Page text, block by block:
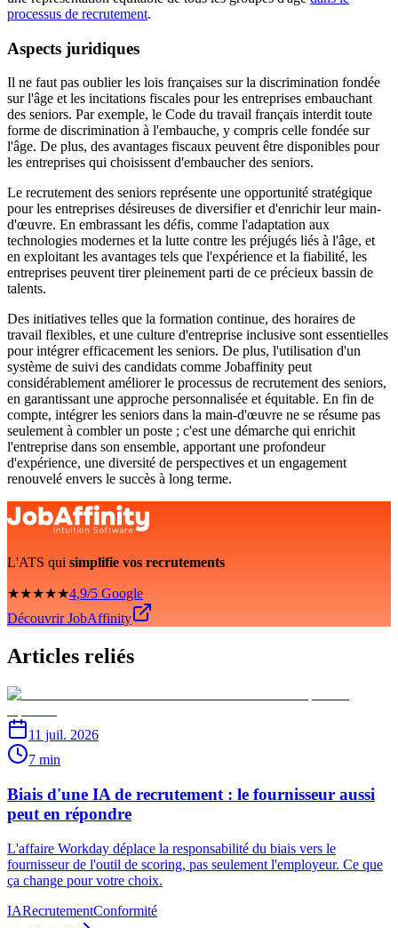
processus de recrutement.
Aspects juridiques
Il ne faut pas oublier les lois françaises sur la discrimination fondée
sur l'âge et les incitations fiscales pour les entreprises embauchant
des seniors. Par exemple, le Code du travail français interdit toute
forme de discrimination à l'embauche, y compris celle fondée sur
l'âge. De plus, des avantages fiscaux peuvent être disponibles pour
les entreprises qui choisissent d'embaucher des seniors.
Le recrutement des seniors représente une opportunité stratégique
pour les entreprises désireuses de diversifier et d'enrichir leur main-
d'œuvre. En embrassant les défis, comme l'adaptation aux
technologies modernes et la lutte contre les préjugés liés à l'âge, et
en exploitant les avantages tels que l'expérience et la fiabilité, les
entreprises peuvent tirer pleinement parti de ce précieux bassin de
talents.
Des initiatives telles que la formation continue, des horaires de
travail flexibles, et une culture d'entreprise inclusive sont essentielles
pour intégrer efficacement les seniors. De plus, l'utilisation d'un
système de suivi des candidats comme Jobaffinity peut
considérablement améliorer le processus de recrutement des seniors,
en garantissant une approche personnalisée et équitable. En fin de
compte, intégrer les seniors dans la main-d'œuvre ne se résume pas
seulement à combler un poste ; c'est une démarche qui enrichit
l'entreprise dans son ensemble, apportant une profondeur
d'expérience, une diversité de perspectives et un engagement
renouvelé envers le succès à long terme.
L'ATS qui simplifie vos recrutements
★★★★★4,9/5 Google
Découvrir JobAffinity
Articles reliés
11 juil. 2026
7 min
Biais d'une IA de recrutement : le fournisseur aussi
peut en répondre
L'affaire Workday déplace la responsabilité du biais vers le
fournisseur de l'outil de scoring, pas seulement l'employeur. Ce que
ça change pour votre choix.
IARecrutementConformité